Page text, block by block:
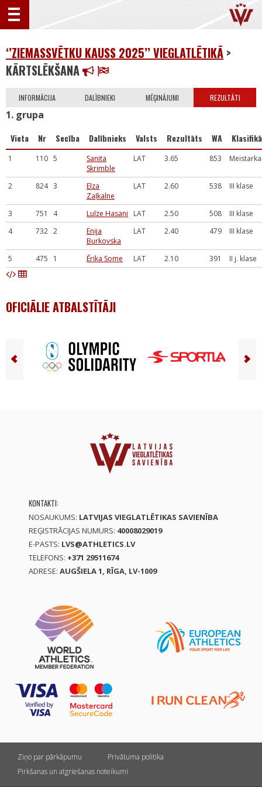
‘’ZIEMASSVĒTKU KAUSS 2025’’ VIEGLATLĒTIKĀ >
KĀRTSLĒKŠANA
INFORMĀCIJA DALĪBNIEKI MĒĢINĀJUMI REZULTĀTI
1. grupa
Vieta Nr Secība Dalībnieks Valsts Rezultāts WA
1 110 5
Sanita
Skrimble
LAT 3.65 853
2 824 3
Elza
Zaļkalne
LAT 2.60 538 III klase
3 751 4 Luīze Hasani LAT 2.50 508
III klase
4
732 2
Enija
Burkovska
LAT 2.40 479 III klase
5 475 1 Ērika Some LAT 2.10 391 II j. klase
OFICIĀLIE ATBALSTĪTĀJI
KONTAKTI:
NOSAUKUMS: LATVIJAS VIEGLATLĒTIKAS SAVIENĪBA
REĢISTRĀCIJAS NUMURS: 40008029019
E-PASTS: LVS@ATHLETICS.LV
TELEFONS: +371 29511674
ADRESE: AUGŠIELA 1, RĪGA, LV-1009
Ziņo par pārkāpumu
Privātuma politika
Pirkšanas un atgriešanas noteikumi